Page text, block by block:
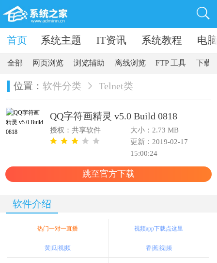
软件 系统主题 IT资讯 系统教程 电
首页
全部 网页浏览 浏览辅助 离线浏览 FTP 工具 下载
位置： 软件分类 Telnet类
QQ字符画精灵 v5.0 Build 0818
授权：共享软件
大小：2.73 MB
更新：2019-02-17
15:00:24
跳至官方下载
软件介绍
热门一对一直播 视频app下载点这里
黄|瓜|视|频 香|蕉|视|频